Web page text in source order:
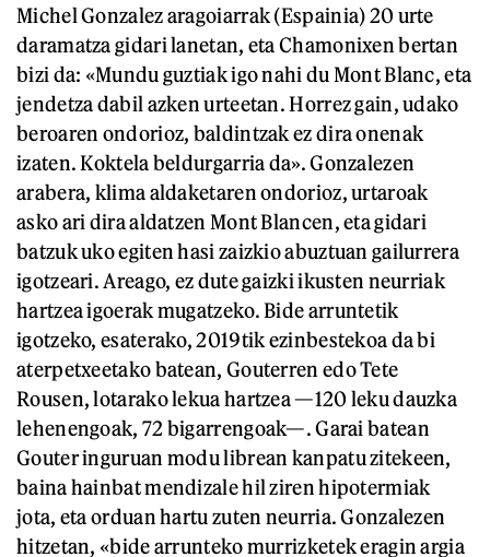
Michel Gonzalez aragoiarrak (Espainia) 20 urte
daramatza gidari lanetan, eta Chamonixen bertan
bizi da: «Mundu guztiak igo nahi du Mont Blanc, eta
jendetza dabil azken urteetan. Horrez gain, udako
beroaren ondorioz, baldintzak ez dira onenak
izaten. Koktela beldurgarria da». Gonzalezen
arabera, klima aldaketaren ondorioz, urtaroak
asko ari dira aldatzen Mont Blancen, eta gidari
batzuk uko egiten hasi zaizkio abuztuan gailurrera
igotzeari. Areago, ez dute gaizki ikusten neurriak
hartzea igoerak mugatzeko. Bide arruntetik
igotzeko, esaterako, 2019tik ezinbestekoa da bi
aterpetxeetako batean, Gouterren edo Tete
Rousen, lotarako lekua hartzea —120 leku dauzka
lehenengoak, 72 bigarrengoak—. Garai batean
Gouter inguruan modu librean kanpatu zitekeen,
baina hainbat mendizale hil ziren hipotermiak
jota, eta orduan hartu zuten neurria. Gonzalezen
hitzetan, «bide arrunteko murrizketek eragin argia